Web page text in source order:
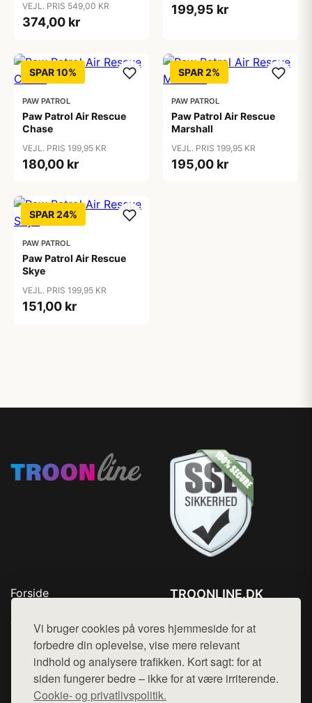
Vi bruger cookies på vores hjemmeside for at
forbedre din oplevelse, vise mere relevant
indhold og analysere trafikken. Kort sagt: for at
siden fungerer bedre – ikke for at være irriterende.
Cookie- og privatlivspolitik.
VEJL. PRIS 549,00 KR
374,00 kr
199,95 kr
SPAR 10%
PAW PATROL
Paw Patrol Air Rescue
Chase
VEJL. PRIS 199,95 KR
180,00 kr
SPAR 2%
PAW PATROL
Paw Patrol Air Rescue
Marshall
VEJL. PRIS 199,95 KR
195,00 kr
SPAR 24%
PAW PATROL
Paw Patrol Air Rescue
Skye
VEJL. PRIS 199,95 KR
151,00 kr
Forside
Top Rabatter
Blog
Kontakt
TROONLINE.DK
Mail: hej@want.dk
Cookie- og privatlivspolitik